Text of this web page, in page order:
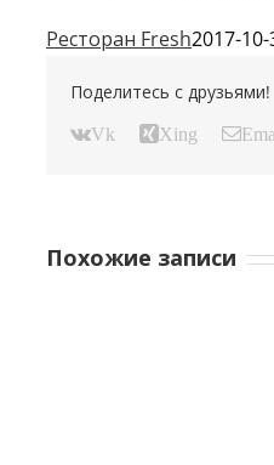
Ресторан Fresh2017-
Поделитесь с друзьями!
Vk Xing
Похожие записи